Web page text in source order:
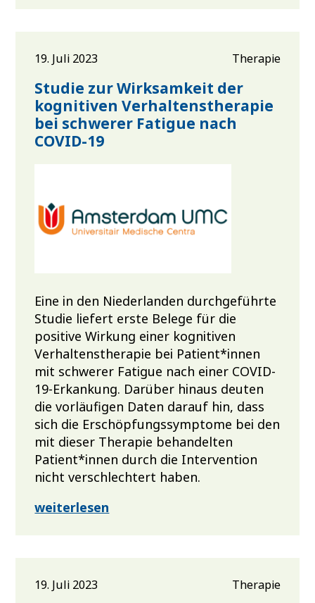
19. Juli 2023 Therapie
Studie zur Wirksamkeit der
kognitiven Verhaltenstherapie
bei schwerer Fatigue nach
COVID-19
Eine in den Niederlanden durchgeführte
Studie liefert erste Belege für die
positive Wirkung einer kognitiven
Verhaltenstherapie bei Patient*innen
mit schwerer Fatigue nach einer COVID-
19-Erkankung. Darüber hinaus deuten
die vorläufigen Daten darauf hin, dass
sich die Erschöpfungssymptome bei den
mit dieser Therapie behandelten
Patient*innen durch die Intervention
nicht verschlechtert haben.
weiterlesen
19. Juli 2023 Therapie